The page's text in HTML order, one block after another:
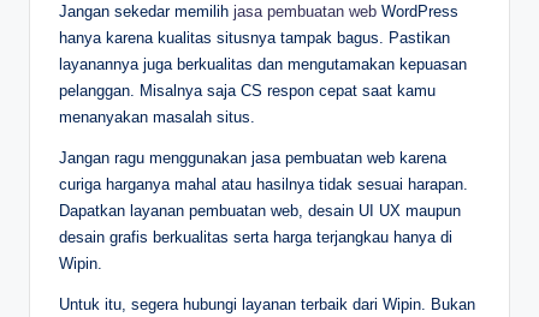
Jangan sekedar memilih jasa pembuatan web WordPress
hanya karena kualitas situsnya tampak bagus. Pastikan
layanannya juga berkualitas dan mengutamakan kepuasan
pelanggan. Misalnya saja CS respon cepat saat kamu
menanyakan masalah situs.
Jangan ragu menggunakan jasa pembuatan web karena
curiga harganya mahal atau hasilnya tidak sesuai harapan.
Dapatkan layanan pembuatan web, desain UI UX maupun
desain grafis berkualitas serta harga terjangkau hanya di
Wipin.
Untuk itu, segera hubungi layanan terbaik dari Wipin. Bukan